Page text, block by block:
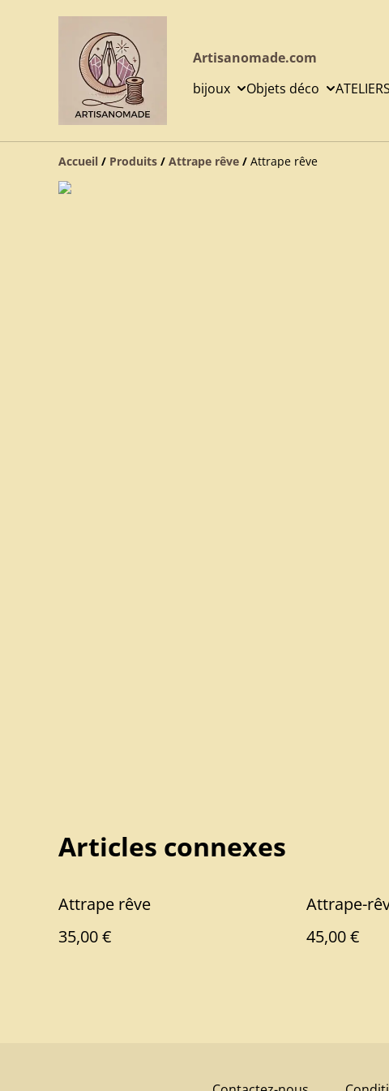
Artisanomade.com
bijoux
Objets déco
Accueil / Produits / Attrape rêve / Attrape rêve
Articles connexes
Attrape rêve
35,00 €
Attrape-
45,00 €